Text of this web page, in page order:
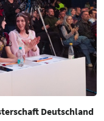
Deutschland